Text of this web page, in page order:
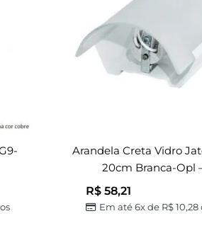
Arandela Creta Vidro
20cm Branca-Opl
R$ 58,21
Em até 6x de R$10,28